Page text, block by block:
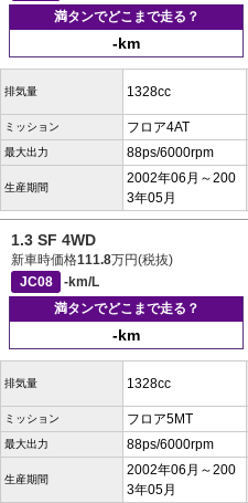
満タンでどこまで走る？
-km
排気量 1328cc
ミッション フロア4AT
最大出力 88ps/6000rpm
生産期間
2002年06月～200
3年05月
1.3 SF 4WD
新車時価格111.8万円(税抜)
JC08
-km/L
満タンでどこまで走る？
-km
排気量 1328cc
ミッション フロア5MT
最大出力 88ps/6000rpm
生産期間
2002年06月～200
3年05月